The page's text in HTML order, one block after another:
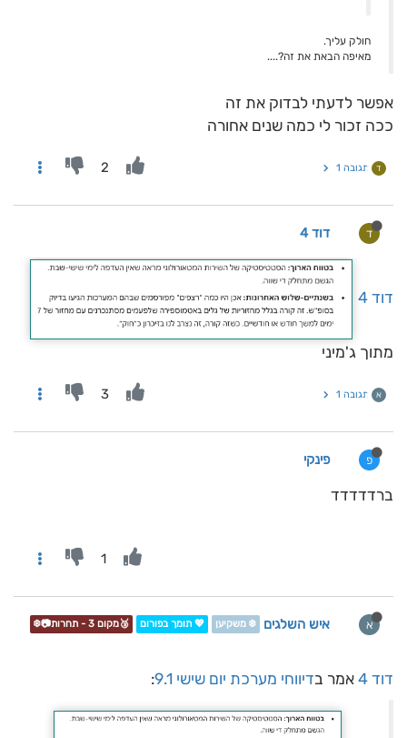
חולק עליך.
מאיפה הבאת את זה?....
אפשר לדעתי לבדוק את זה
ככה זכור לי כמה שנים אחורה
ד תגובה 1 2
ד דוד 4
דוד 4
מתוך ג'מיני
א תגובה 1 3
פ פינקי
ברדדדדד
1
א איש השלגים ❄️ משקיען 💖 תומך בפורום 🥉מקום 3 - תחרות📷❄️
דוד 4 אמר בדיווחי מערכת יום שישי 9.1 :